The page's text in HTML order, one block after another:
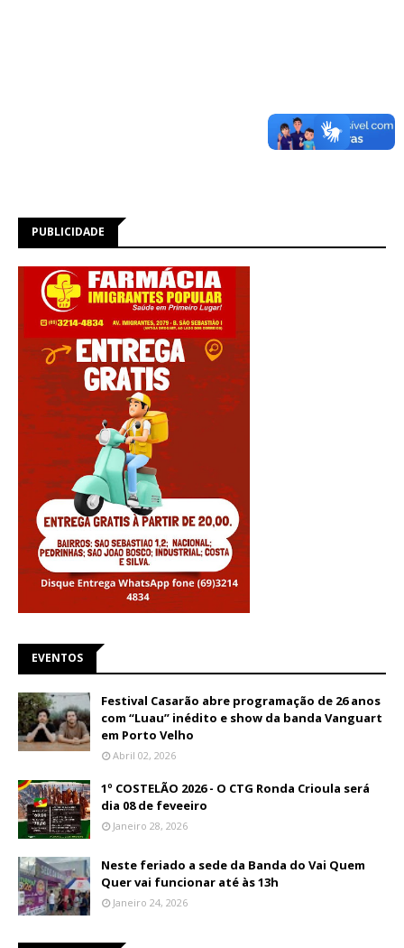
PUBLICIDADE
EVENTOS
Festival Casarão abre programação de 26 anos
com “Luau” inédito e show da banda Vanguart
em Porto Velho
Abril 02, 2026
1º COSTELÃO 2026 - O CTG Ronda Crioula será
dia 08 de feveeiro
Janeiro 28, 2026
Neste feriado a sede da Banda do Vai Quem
Quer vai funcionar até às 13h
Janeiro 24, 2026